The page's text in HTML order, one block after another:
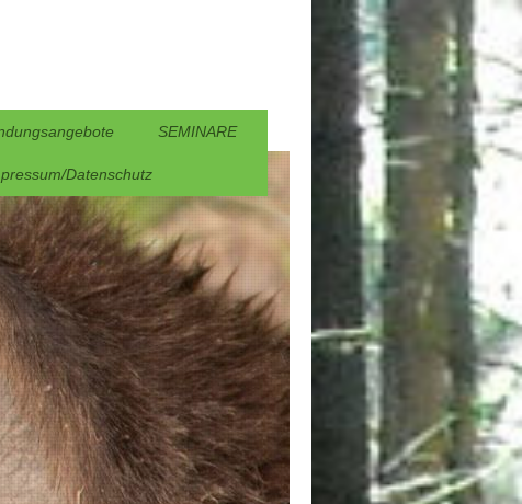
SEMINARE
Datenschutz